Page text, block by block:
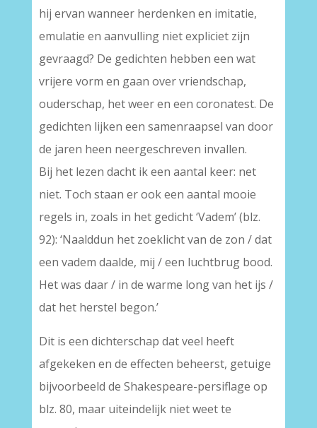
hij ervan wanneer herdenken en imitatie,
emulatie en aanvulling niet expliciet zijn
gevraagd? De gedichten hebben een wat
vrijere vorm en gaan over vriendschap,
ouderschap, het weer en een coronatest. De
gedichten lijken een samenraapsel van door
de jaren heen neergeschreven invallen.
Bij het lezen dacht ik een aantal keer: net
niet. Toch staan er ook een aantal mooie
regels in, zoals in het gedicht ‘Vadem’ (blz.
92): ‘Naalddun het zoeklicht van de zon / dat
een vadem daalde, mij / een luchtbrug bood.
Het was daar / in de warme long van het ijs /
dat het herstel begon.’
Dit is een dichterschap dat veel heeft
afgekeken en de effecten beheerst, getuige
bijvoorbeeld de Shakespeare-persiflage op
blz. 80, maar uiteindelijk niet weet te